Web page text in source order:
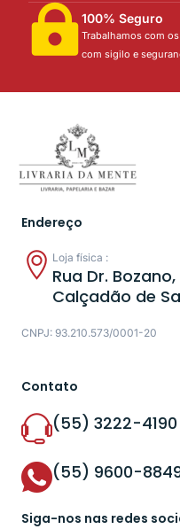
100% Seguro
Trabalhamos com
com sigilo e
Endereço
Loja física :
Rua Dr. Bozano,
Calçadão de
CNPJ: 93.210.573/0001-20
Contato
(55) 3222-4190
(55) 9600-
Siga-nos nas redes